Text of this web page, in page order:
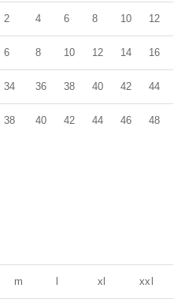
2 4 6 8 10 12
6 8 10 12 14 16
34 36 38 40 42 44
38 40 42 44 46 48
m xl xxl